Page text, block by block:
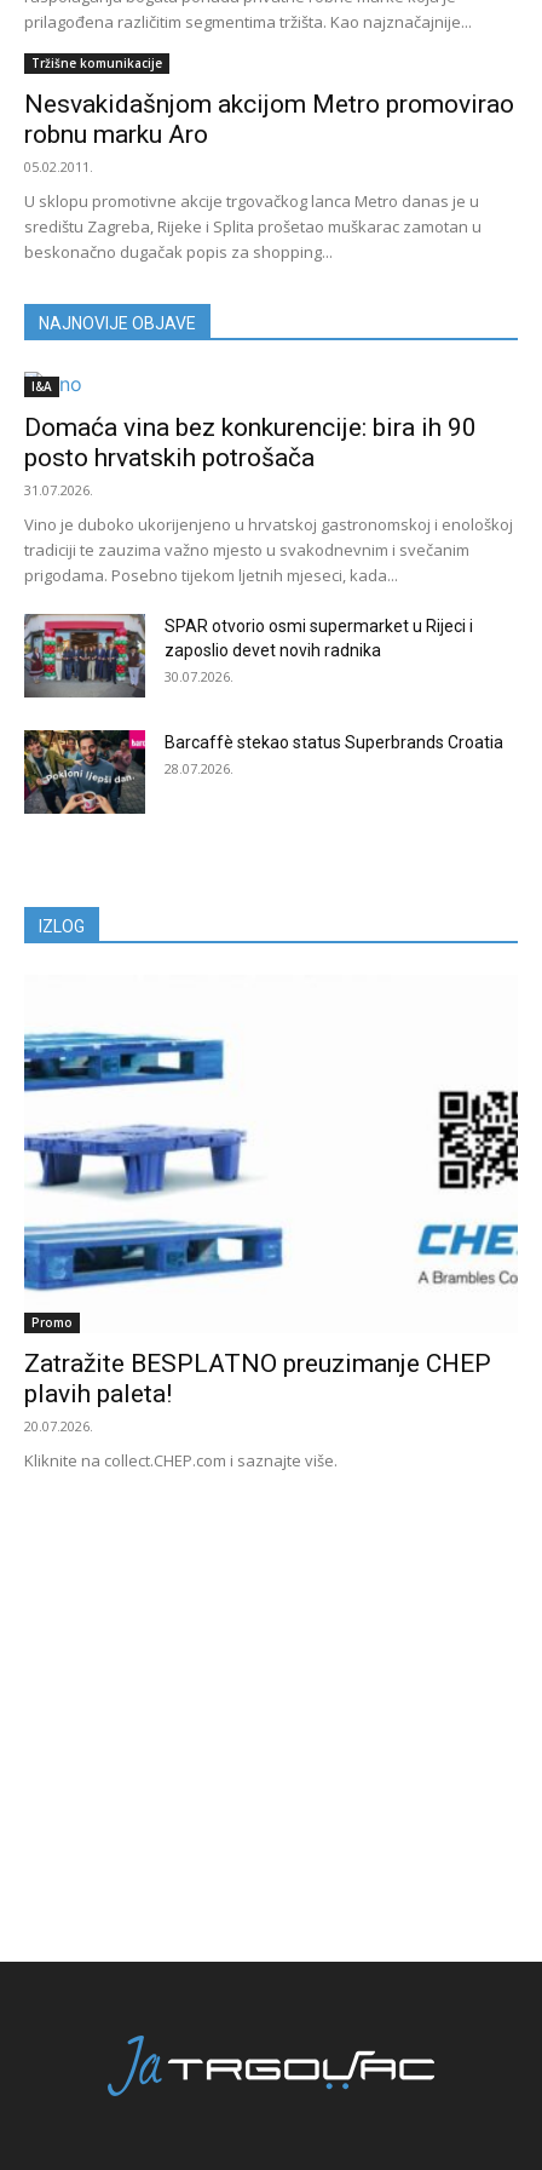
prilagođena različitim segmentima tržišta. Kao najznačajnije...
Tržišne komunikacije
Nesvakidašnjom akcijom Metro promovirao
robnu marku Aro
05.02.2011.
U sklopu promotivne akcije trgovačkog lanca Metro danas je u
središtu Zagreba, Rijeke i Splita prošetao muškarac zamotan u
beskonačno dugačak popis za shopping...
NAJNOVIJE OBJAVE
I&A
Domaća vina bez konkurencije: bira ih 90
posto hrvatskih potrošača
31.07.2026.
Vino je duboko ukorijenjeno u hrvatskoj gastronomskoj i enološkoj
tradiciji te zauzima važno mjesto u svakodnevnim i svečanim
prigodama. Posebno tijekom ljetnih mjeseci, kada...
SPAR otvorio osmi supermarket u Rijeci i
zaposlio devet novih radnika
30.07.2026.
Barcaffè stekao status Superbrands Croatia
28.07.2026.
IZLOG
Promo
Zatražite BESPLATNO preuzimanje CHEP
plavih paleta!
20.07.2026.
Kliknite na collect.CHEP.com i saznajte više.